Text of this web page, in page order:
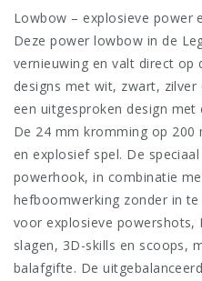
Lowbow – explosieve power
Deze power lowbow in de
vernieuwing en valt direct
designs met wit, zwart,
een uitgesproken design
De 24 mm kromming op 200
en explosief spel. De
powerhook, in combinatie
hefboomwerking zonder in
voor explosieve powershots,
slagen, 3D-skills en scoops,
balafgifte. De